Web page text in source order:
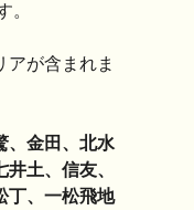
。
アが含まれま
、金田、北水
土、信友、
丁、一松飛地